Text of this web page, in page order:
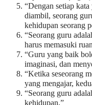
“Dengan setiap
diambil, seorang
kehidupan seorang
“Seorang guru
harus memasuki
“Guru yang baik
imaginasi, dan
“Ketika seseorang
yang mengajar,
“Seorang guru
kehidupan.”